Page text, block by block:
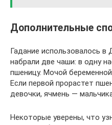
Дополнительные
Гадание использовалось
набрали две чаши: в одну
пшеницу. Мочой
Если первой прорастет
девочки, ячмень —
Некоторые уверены, что